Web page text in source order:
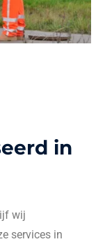
in
wij
services in